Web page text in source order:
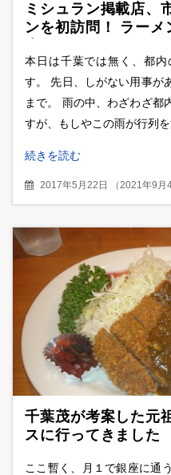
ミシュラン掲載店、
ンを初訪問！ ラーメ
本日は千葉では無く、都
す。 先日、しがない用事が
まで。 雨の中、わざわざ都
すが、もしやこの雨が行列
続きを読む
2017年5月22日 （ 2021年9月
千葉茂が考案した元
スに行ってきました
ここ暫く、月１で銀座に通